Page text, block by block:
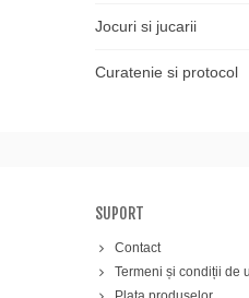
Jocuri si jucarii
Curatenie si protocol
SUPORT
Contact
Termeni și condiții de